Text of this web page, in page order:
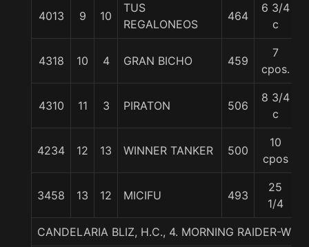
4013 9 10
TUS
REGALONEOS
464
6 3/4
c
4318 10 4 GRAN BICHO 459
7
cpos.
4310 11 3 PIRATON 506
8 3/4
c
4234 12 13 WINNER TANKER 500
10
cpos
3458 13 12 MICIFU 493
25
1/4
CANDELARIA BLIZ, H.C., 4. MORNING RAIDER-WIT